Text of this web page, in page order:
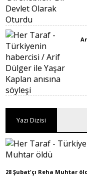
Yazı Dizisi
28 Şubat'çı Reha Muhtar